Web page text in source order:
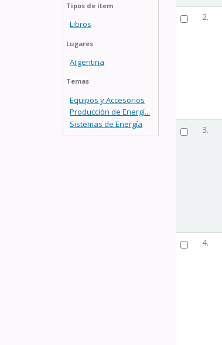
Tipos de ítem
Libros
Lugares
Argentina
Temas
Equipos y Accesorios
Producción de Energí...
Sistemas de Energía
2.
3.
4.